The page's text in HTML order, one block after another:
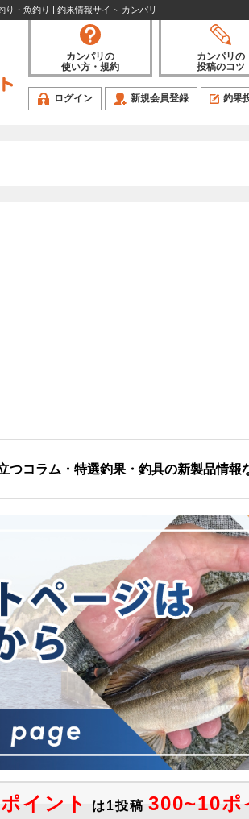
・魚釣り | 釣果情報サイト カンパリ
カンパリの
使い方・規約
カンパリの
投稿のコツ
ログイン 新規会員登録 釣果
つコラム・特選釣果・釣具の新製品情報
イント は1投稿 300~10ポ